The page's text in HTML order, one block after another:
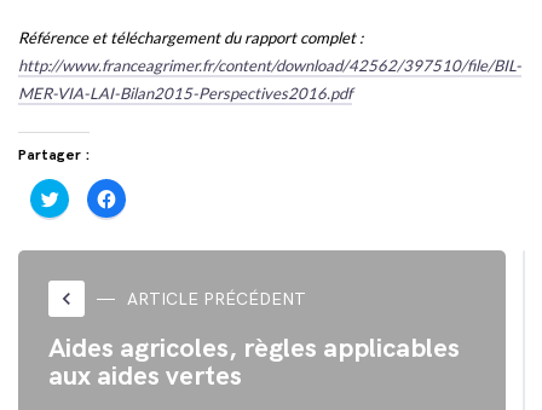
Référence et téléchargement du rapport complet :
http://www.franceagrimer.fr/content/download/42562/397510/file/BIL-
MER-VIA-LAI-Bilan2015-Perspectives2016.pdf
Partager :
Cliquez
pour
partager
Twitter(ouvre
une
nouvelle
fenêtre)
Cliquez
pour
partager
Facebook(ouvre
nouvelle
fenêtre)
keyboard_arrow_left ARTICLE PRÉCÉDENT
Aides agricoles, règles applicables
aux aides vertes